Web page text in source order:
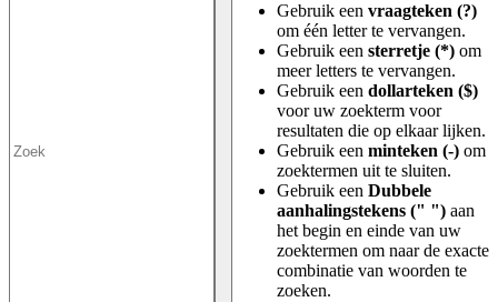
Gebruik een vraagteken (?)
om één letter te vervangen.
Gebruik een sterretje (*) om
meer letters te vervangen.
Gebruik een dollarteken ($)
voor uw zoekterm voor
resultaten die op elkaar lijken.
Gebruik een minteken (-) om
zoektermen uit te sluiten.
Gebruik een Dubbele
aanhalingstekens (" ") aan
het begin en einde van uw
zoektermen om naar de exacte
combinatie van woorden te
zoeken.